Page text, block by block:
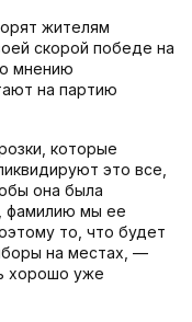
жителям
скорой победе на
мнению
на партию
которые
это все,
она была
фамилию мы ее
то, что будет
на местах, —
хорошо уже